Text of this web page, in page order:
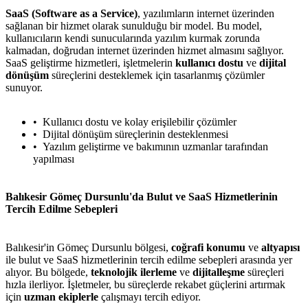
SaaS (Software as a Service), yazılımların internet üzerinden
sağlanan bir hizmet olarak sunulduğu bir model. Bu model,
kullanıcıların kendi sunucularında yazılım kurmak zorunda
kalmadan, doğrudan internet üzerinden hizmet almasını sağlıyor.
SaaS geliştirme hizmetleri, işletmelerin kullanıcı dostu ve dijital
dönüşüm süreçlerini desteklemek için tasarlanmış çözümler
sunuyor.
Kullanıcı dostu ve kolay erişilebilir çözümler
Dijital dönüşüm süreçlerinin desteklenmesi
Yazılım geliştirme ve bakımının uzmanlar tarafından
yapılması
Balıkesir Gömeç Dursunlu'da Bulut ve SaaS Hizmetlerinin
Tercih Edilme Sebepleri
Balıkesir'in Gömeç Dursunlu bölgesi, coğrafi konumu ve altyapısı
ile bulut ve SaaS hizmetlerinin tercih edilme sebepleri arasında yer
alıyor. Bu bölgede, teknolojik ilerleme ve dijitalleşme süreçleri
hızla ilerliyor. İşletmeler, bu süreçlerde rekabet güçlerini artırmak
için uzman ekiplerle çalışmayı tercih ediyor.